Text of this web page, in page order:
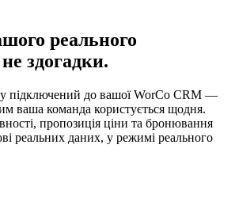
реального
здогадки.
підключений до вашої WorCo CRM —
ваша команда користується щодня.
пропозиція ціни та бронювання
реальних даних, у режимі реального